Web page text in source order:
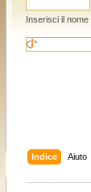
Inserisci il
Indice Aiuto